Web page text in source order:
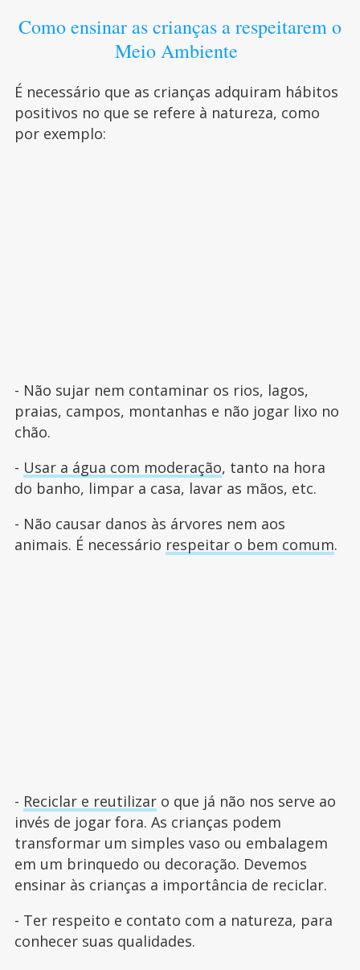
Como ensinar as crianças a respeitarem o
Meio Ambiente
É necessário que as crianças adquiram hábitos
positivos no que se refere à natureza, como
por exemplo:
- Não sujar nem contaminar os rios, lagos,
praias, campos, montanhas e não jogar lixo no
chão.
- Usar a água com moderação, tanto na hora
do banho, limpar a casa, lavar as mãos, etc.
- Não causar danos às árvores nem aos
animais. É necessário respeitar o bem comum.
- Reciclar e reutilizaro que já não nos serve ao
invés de jogar fora. As crianças podem
transformar um simples vaso ou embalagem
em um brinquedo ou decoração. Devemos
ensinar às crianças a importância de reciclar.
- Ter respeito e contato com a natureza, para
conhecer suas qualidades.